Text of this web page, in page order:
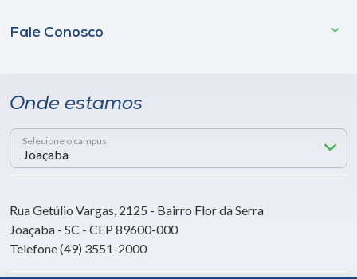
Fale Conosco
Onde estamos
Selecione o campus
Rua Getúlio Vargas, 2125 - Bairro Flor da Serra
Joaçaba - SC - CEP 89600-000
Telefone (49) 3551-2000